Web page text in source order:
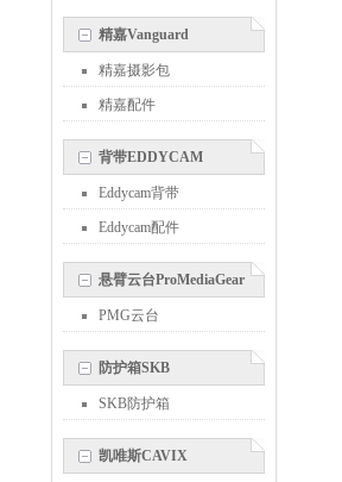
精嘉Vanguard
精嘉摄影包
精嘉配件
背带EDDYCAM
Eddycam背带
Eddycam配件
悬臂云台ProMediaGear
PMG云台
防护箱SKB
SKB防护箱
凯唯斯CAVIX